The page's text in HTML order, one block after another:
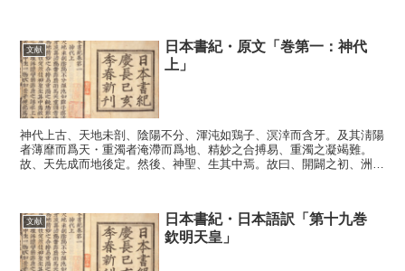
文献
日本書紀・原文「巻第一：神代
上」
神代上古、天地未剖、陰陽不分、渾沌如鶏子、溟涬而含牙。及其淸陽
者薄靡而爲天・重濁者淹滯而爲地、精妙之合搏易、重濁之凝竭難。
故、天先成而地後定。然後、神聖、生其中焉。故曰、開闢之初、洲壞
文献
日本書紀・日本語訳「第十九巻
欽明天皇」